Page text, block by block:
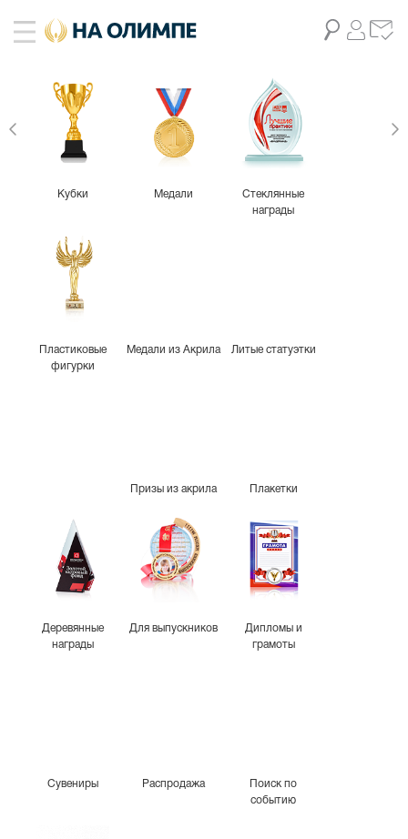
Кубки Медали
Стеклянные
награды
Пластиковые
фигурки
Медали из Акрила Литые статуэтки
Призы из акрила Плакетки
Деревянные
награды
Для выпускников
Дипломы и
грамоты
Сувениры Распродажа
Поиск по
событию